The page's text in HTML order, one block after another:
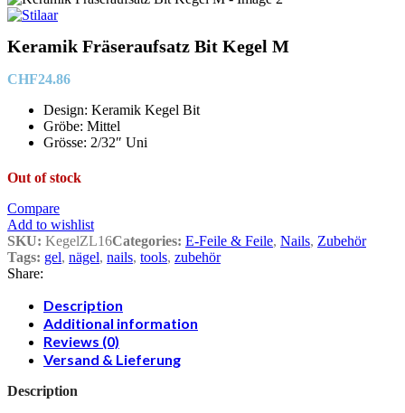
Keramik Fräseraufsatz Bit Kegel M
CHF24.86
Design: Keramik Kegel Bit
Gröbe: Mittel
Grösse: 2/32″ Uni
Out of stock
Compare
Add to wishlist
SKU: KegelZL16Categories: E-Feile & Feile, Nails, Zubehör
Tags: gel, nägel, nails, tools, zubehör
Share:
Description
Additional information
Reviews (0)
Versand & Lieferung
Description